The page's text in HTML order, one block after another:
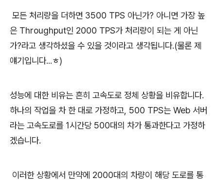
모든 처리량을 더하면 3500 TPS 아닌가? 아니면 가장 높
은 Throughput인 2000 TPS가 처리량이 되는 게 아닌
가?라고 생각하셨을 수 있을 것이라고 생각됩니다.(물론 제
얘기입니다...ㅎ)
성능에 대한 비유는 흔히 고속도로 정체 상황을 비유합니다.
하나의 작업을 차 한 대로 가정하고, 500 TPS는 Web 서버
라는 고속도로를 1시간당 500대의 차가 통과한다고 가정하
겠습니다.
이러한 상황에서 만약에 2000대의 차량이 해당 도로를 통